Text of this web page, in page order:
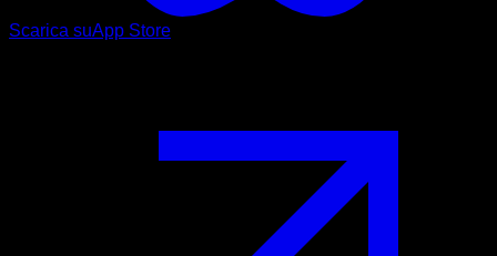
Scarica suApp Store